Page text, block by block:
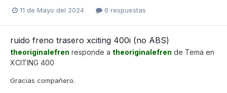
11 de Mayo del 2024 6 respuestas
ruido freno trasero xciting 400i (no ABS)
theoriginalefren responde a theoriginalefren de Tema en
XCITING 400
Gracias compañero.